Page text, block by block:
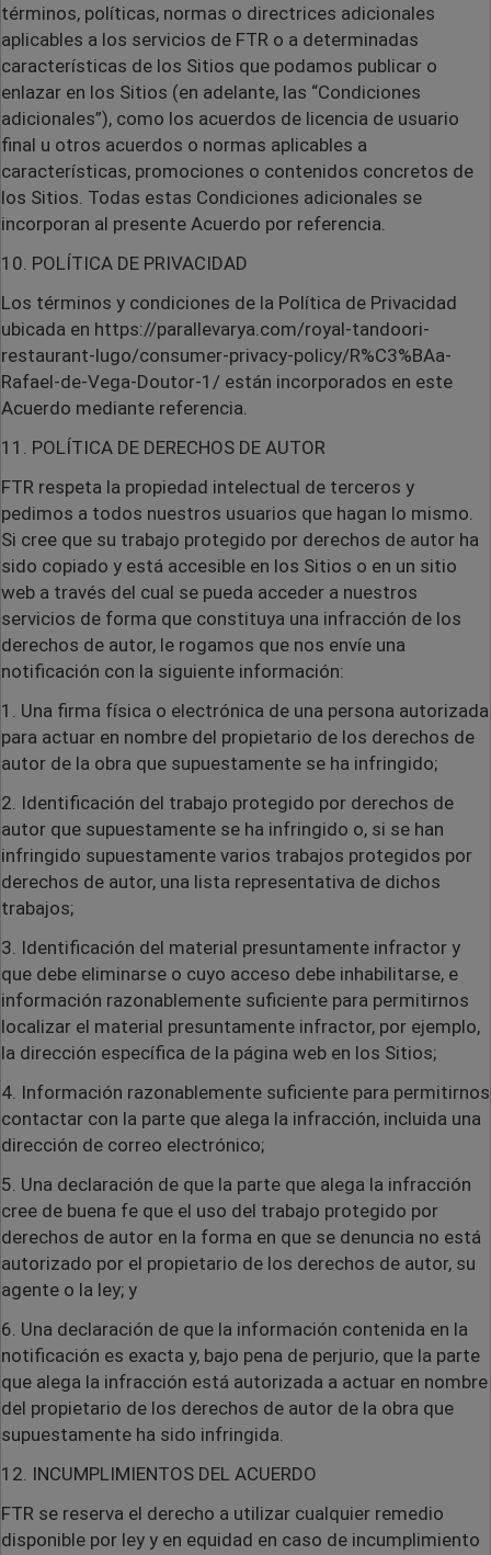
términos, políticas, normas o directrices adicionales
aplicables a los servicios de FTR o a determinadas
características de los Sitios que podamos publicar o
enlazar en los Sitios (en adelante, las “Condiciones
adicionales”), como los acuerdos de licencia de usuario
final u otros acuerdos o normas aplicables a
características, promociones o contenidos concretos de
los Sitios. Todas estas Condiciones adicionales se
incorporan al presente Acuerdo por referencia.
10. POLÍTICA DE PRIVACIDAD
Los términos y condiciones de la Política de Privacidad
ubicada en https://parallevarya.com/royal-tandoori-
restaurant-lugo/consumer-privacy-policy/R%C3%BAa-
Rafael-de-Vega-Doutor-1/ están incorporados en este
Acuerdo mediante referencia.
11. POLÍTICA DE DERECHOS DE AUTOR
FTR respeta la propiedad intelectual de terceros y
pedimos a todos nuestros usuarios que hagan lo mismo.
Si cree que su trabajo protegido por derechos de autor ha
sido copiado y está accesible en los Sitios o en un sitio
web a través del cual se pueda acceder a nuestros
servicios de forma que constituya una infracción de los
derechos de autor, le rogamos que nos envíe una
notificación con la siguiente información:
1. Una firma física o electrónica de una persona autorizada
para actuar en nombre del propietario de los derechos de
autor de la obra que supuestamente se ha infringido;
2. Identificación del trabajo protegido por derechos de
autor que supuestamente se ha infringido o, si se han
infringido supuestamente varios trabajos protegidos por
derechos de autor, una lista representativa de dichos
trabajos;
3. Identificación del material presuntamente infractor y
que debe eliminarse o cuyo acceso debe inhabilitarse, e
información razonablemente suficiente para permitirnos
localizar el material presuntamente infractor, por ejemplo,
la dirección específica de la página web en los Sitios;
4. Información razonablemente suficiente para permitirnos
contactar con la parte que alega la infracción, incluida una
dirección de correo electrónico;
5. Una declaración de que la parte que alega la infracción
cree de buena fe que el uso del trabajo protegido por
derechos de autor en la forma en que se denuncia no está
autorizado por el propietario de los derechos de autor, su
agente o la ley; y
6. Una declaración de que la información contenida en la
notificación es exacta y, bajo pena de perjurio, que la parte
que alega la infracción está autorizada a actuar en nombre
del propietario de los derechos de autor de la obra que
supuestamente ha sido infringida.
12. INCUMPLIMIENTOS DEL ACUERDO
FTR se reserva el derecho a utilizar cualquier remedio
disponible por ley y en equidad en caso de incumplimiento